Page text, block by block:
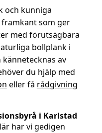
och kunniga
som ger
med förutsägbara
bollplank i
av
du hjälp med
eller få rådgivning
i Karlstad
har vi gedigen